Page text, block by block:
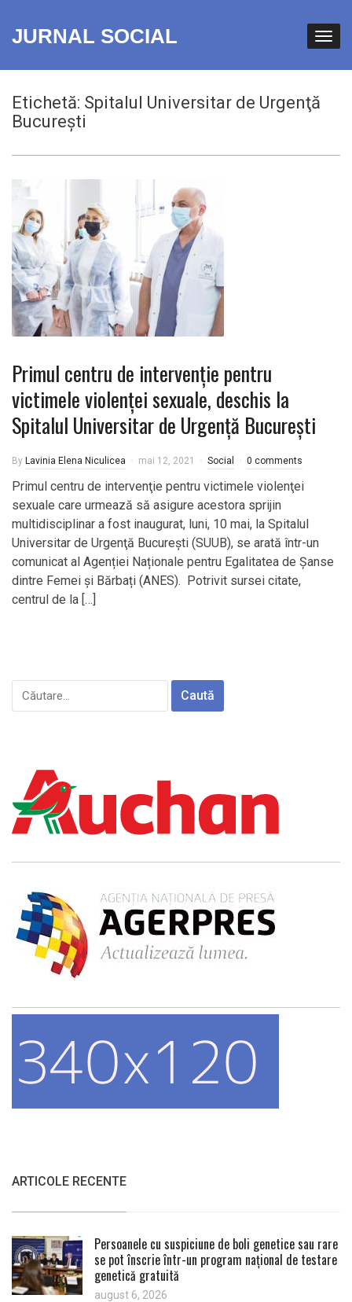
JURNAL SOCIAL
Etichetă: Spitalul Universitar de Urgenţă
Bucureşti
Primul centru de intervenţie pentru
victimele violenţei sexuale, deschis la
Spitalul Universitar de Urgenţă Bucureşti
By Lavinia Elena Niculicea mai 12, 2021 Social 0 comments
Primul centru de intervenţie pentru victimele violenţei
sexuale care urmează să asigure acestora sprijin
multidisciplinar a fost inaugurat, luni, 10 mai, la Spitalul
Universitar de Urgenţă Bucureşti (SUUB), se arată într-un
comunicat al Agenției Naționale pentru Egalitatea de Șanse
dintre Femei și Bărbați (ANES). Potrivit sursei citate,
centrul de la […]
Caută
după:
ARTICOLE RECENTE
Persoanele cu suspiciune de boli genetice sau rare
se pot înscrie într-un program național de testare
genetică gratuită
august 6, 2026